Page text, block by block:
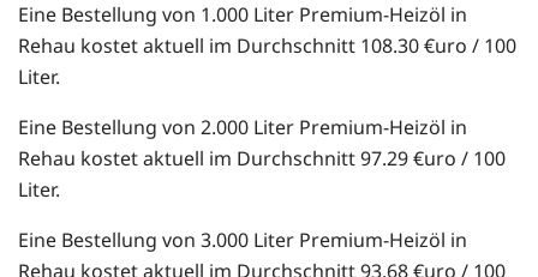
Eine Bestellung von 1.000 Liter Premium-Heizöl in
Rehau kostet aktuell im Durchschnitt 108.30 €uro / 100
Liter.
Eine Bestellung von 2.000 Liter Premium-Heizöl in
Rehau kostet aktuell im Durchschnitt 97.29 €uro / 100
Liter.
Eine Bestellung von 3.000 Liter Premium-Heizöl in
Rehau kostet aktuell im Durchschnitt 93.68 €uro / 100